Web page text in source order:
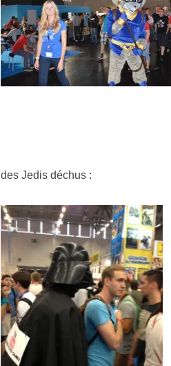
des Jedis déchus :